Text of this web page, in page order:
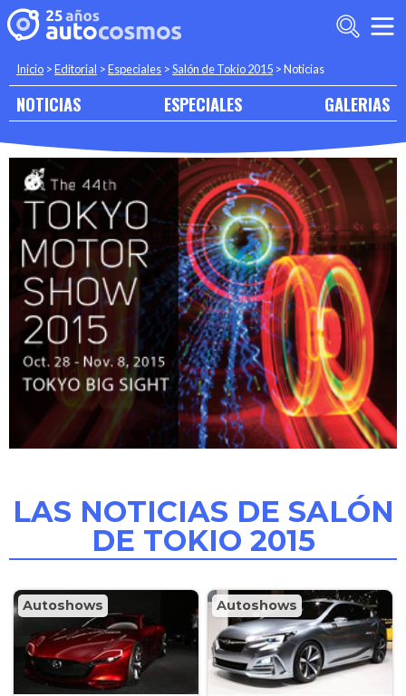
Inicio >Editorial >Especiales >Salón de Tokio 2015 >Noticias
NOTICIAS ESPECIALES GALERIAS
LAS NOTICIAS DE SALÓN
DE TOKIO 2015
Autoshows Autoshows